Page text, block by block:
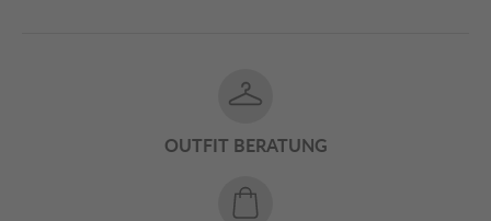
OUTFIT BERATUNG